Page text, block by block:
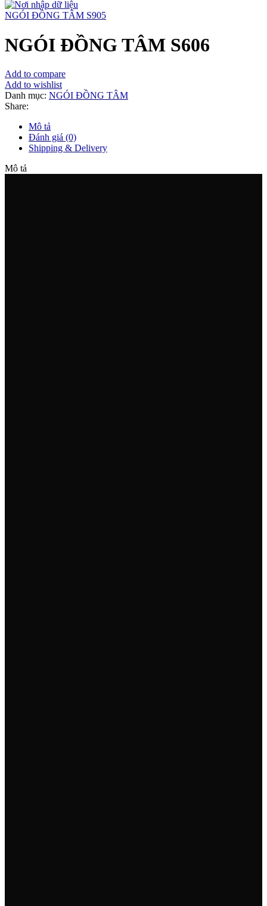
NGÓI ĐỒNG TÂM S905
NGÓI ĐỒNG TÂM S606
Add to compare
Add to wishlist
Danh mục: NGÓI ĐỒNG TÂM
Share:
Mô tả
Đánh giá (0)
Shipping & Delivery
Mô tả